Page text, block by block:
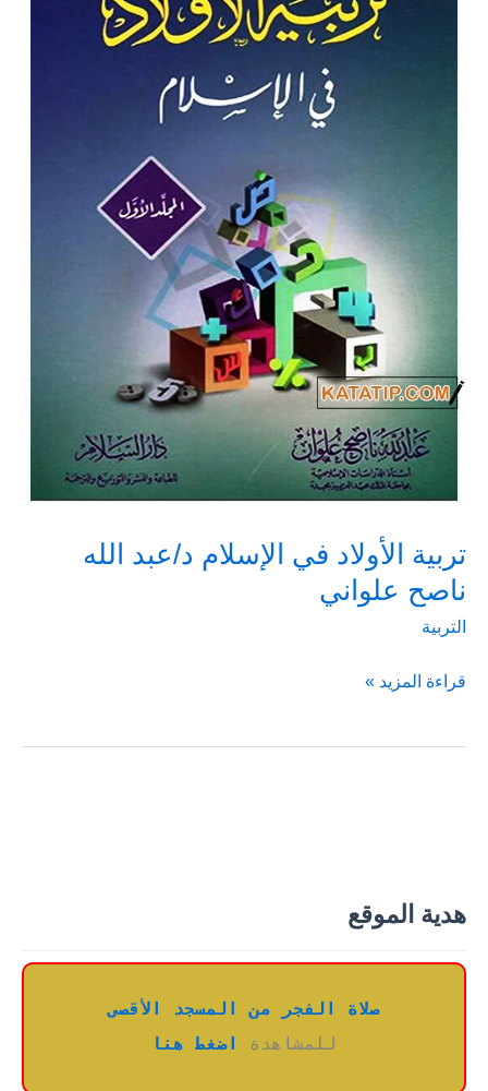
هدية الموقع
صلاة الفجر من المسجد الأقصى
للمشاهدة
اضغط هنا
تربية الأولاد في الإسلام د/عبد الله
ناصح علواني
التربية
تربية
علواني
قراءة المزيد »